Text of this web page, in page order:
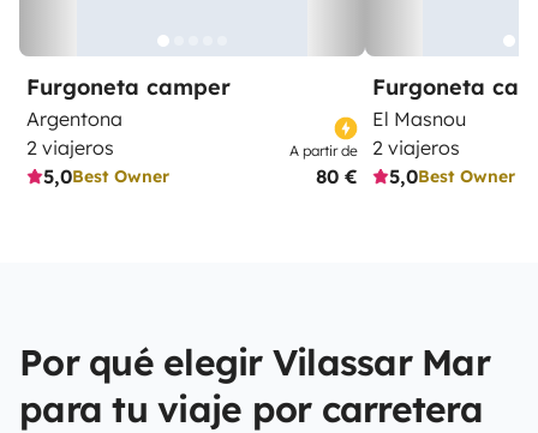
Furgoneta camper
Argentona
2 viajeros
5,0Best Owner
A partir de
80 €
Furgoneta
El Masnou
2 viajeros
5,0Best Owner
Por qué elegir Vilassar Mar
para tu viaje por carretera